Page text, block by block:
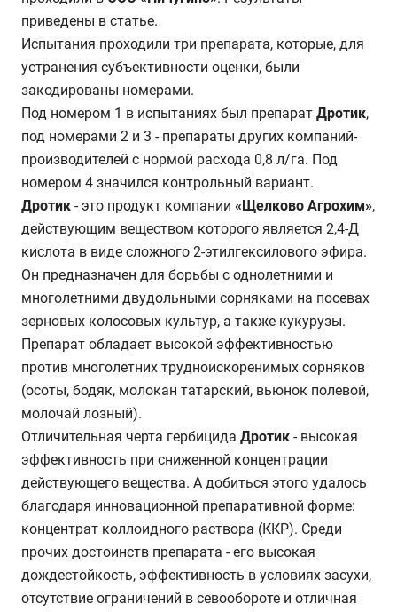
приведены в статье.
Испытания проходили три препарата, которые, для
устранения субъективности оценки, были
закодированы номерами.
Под номером 1 в испытаниях был препарат Дротик,
под номерами 2 и 3 - препараты других компаний-
производителей с нормой расхода 0,8 л/га. Под
номером 4 значился контрольный вариант.
Дротик - это продукт компании «Щелково Агрохим»,
действующим веществом которого является 2,4-Д
кислота в виде сложного 2-этилгексилового эфира.
Он предназначен для борьбы с однолетними и
многолетними двудольными сорняками на посевах
зерновых колосовых культур, а также кукурузы.
Препарат обладает высокой эффективностью
против многолетних трудноискоренимых сорняков
(осоты, бодяк, молокан татарский, вьюнок полевой,
молочай лозный).
Отличительная черта гербицида Дротик - высокая
эффективность при сниженной концентрации
действующего вещества. А добиться этого удалось
благодаря инновационной препаративной форме:
концентрат коллоидного раствора (ККР). Среди
прочих достоинств препарата - его высокая
дождестойкость, эффективность в условиях засухи,
отсутствие ограничений в севообороте и отличная